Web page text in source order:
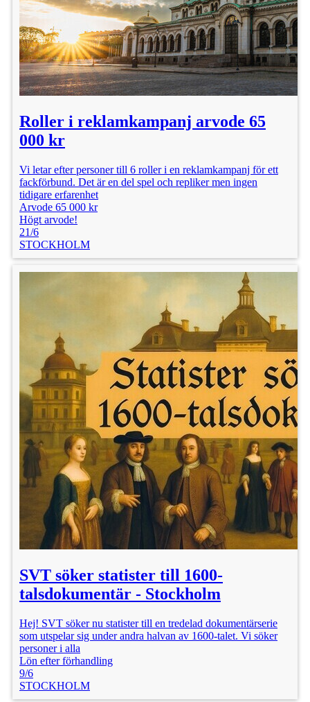
Kategori: Skådespelare
Ålder: 25 - 50 år
Publicerad: 7/5
Lön: 2 500 kr
Roller i reklamkampanj arvode 65
000 kr
Vi letar efter personer till 6 roller i en reklamkampanj för ett
fackförbund. Det är en del spel och repliker men ingen
tidigare erfarenhet
Arvode 65 000 kr
Högt arvode!
21/6
STOCKHOLM
SVT söker statister till 1600-
talsdokumentär - Stockholm
Hej! SVT söker nu statister till en tredelad dokumentärserie
som utspelar sig under andra halvan av 1600-talet. Vi söker
personer i alla
Lön efter förhandling
9/6
STOCKHOLM